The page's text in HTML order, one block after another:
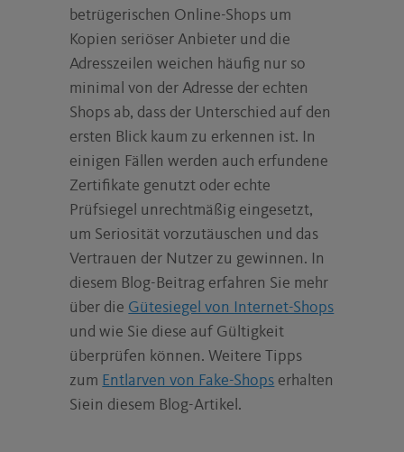
betrügerischen Online-Shops um
Kopien seriöser Anbieter und die
Adresszeilen weichen häufig nur so
minimal von der Adresse der echten
Shops ab, dass der Unterschied auf den
ersten Blick kaum zu erkennen ist. In
einigen Fällen werden auch erfundene
Zertifikate genutzt oder echte
Prüfsiegel unrechtmäßig eingesetzt,
um Seriosität vorzutäuschen und das
Vertrauen der Nutzer zu gewinnen. In
diesem Blog-Beitrag erfahren Sie mehr
über die Gütesiegel von Internet-Shops
und wie Sie diese auf Gültigkeit
überprüfen können. Weitere Tipps
zum Entlarven von Fake-Shops erhalten
Siein diesem Blog-Artikel.